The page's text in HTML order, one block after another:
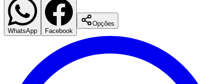
WhatsApp Facebook
Opções